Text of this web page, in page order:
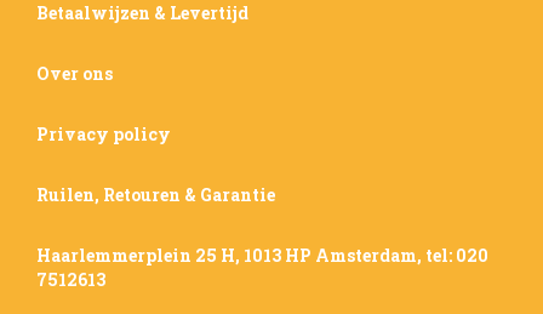
Betaalwijzen & Levertijd
Over ons
Privacy policy
Ruilen, Retouren & Garantie
Haarlemmerplein 25 H, 1013 HP Amsterdam, tel: 020
7512613